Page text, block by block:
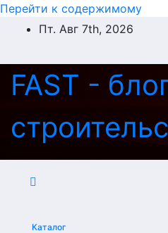
Перейти к содержимому
Пт. Авг 7th, 2026
FAST -
Каталог